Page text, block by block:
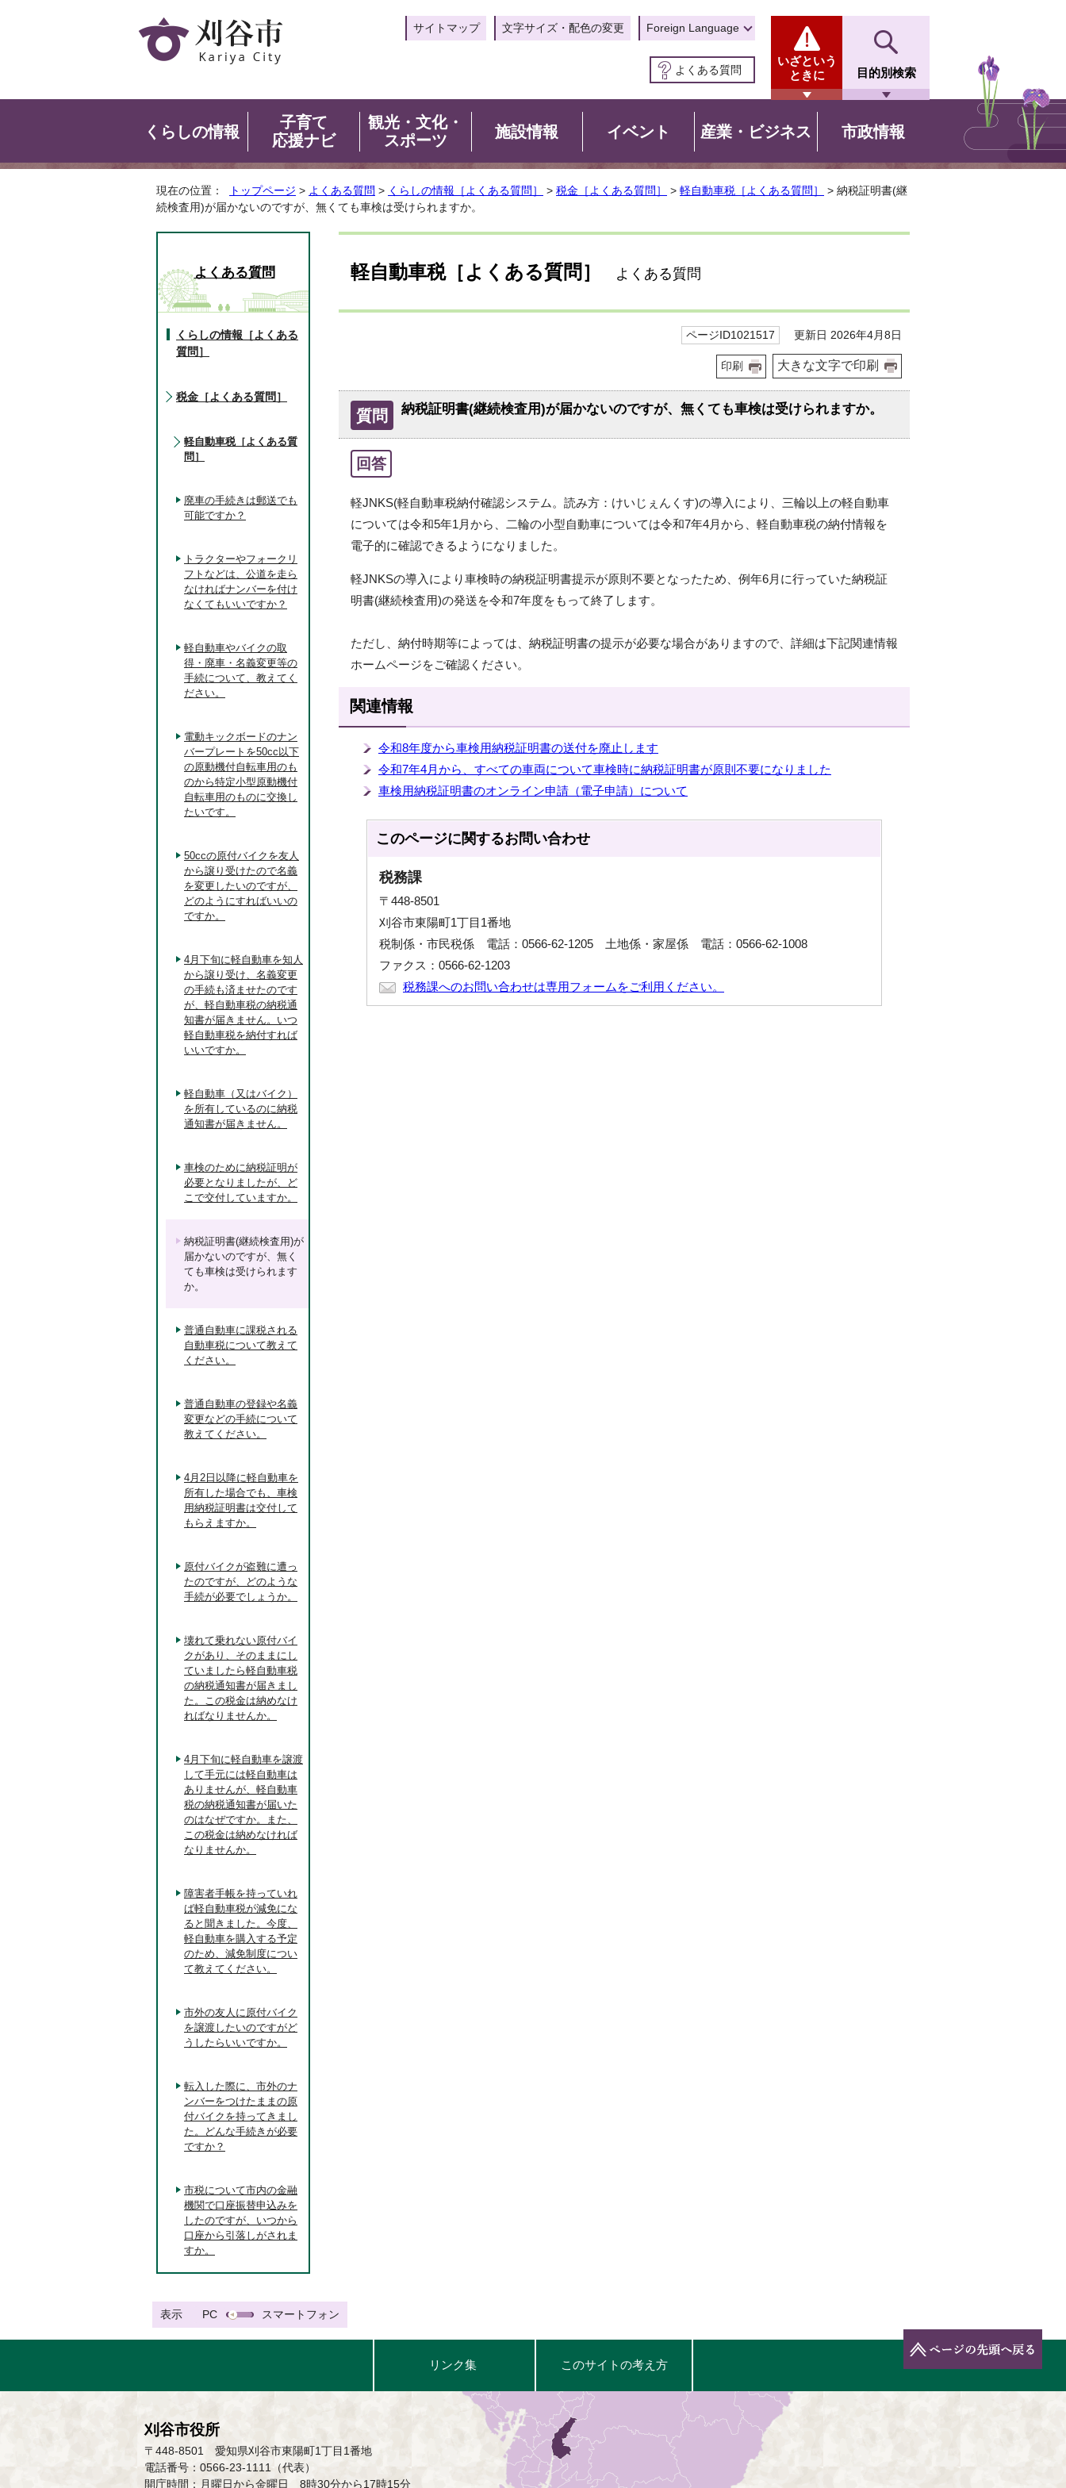
サイトマップ 文字サイズ・配色の変更 Foreign Language
よくある質問
いざという
ときに
目的別検索
くらしの情報
子育て
応援ナビ
観光・文化・
スポーツ
施設情報 イベント 産業・ビジネス 市政情報
現在の位置： トップページ > よくある質問 > くらしの情報［よくある質問］ > 税金［よくある質問］ > 軽自動車税［よくある質問］
> 納税証明書(継
続検査用)が届かないのですが、無くても車検は受けられますか。
軽自動車税［よくある質問］ よくある質問
ページID1021517 更新日 2026年4月8日
印刷 大きな文字で印刷
質問 納税証明書(継続検査用)が届かないのですが、無くても車検は受けられますか。
回答
軽JNKS(軽自動車税納付確認システム。読み方：けいじぇんくす)の導入により、三輪以上の軽自動車
については令和5年1月から、二輪の小型自動車については令和7年4月から、軽自動車税の納付情報を
電子的に確認できるようになりました。
軽JNKSの導入により車検時の納税証明書提示が原則不要となったため、例年6月に行っていた納税証
明書(継続検査用)の発送を令和7年度をもって終了します。
ただし、納付時期等によっては、納税証明書の提示が必要な場合がありますので、詳細は下記関連情報
ホームページをご確認ください。
関連情報
令和8年度から車検用納税証明書の送付を廃止します
令和7年4月から、すべての車両について車検時に納税証明書が原則不要になりました
車検用納税証明書のオンライン申請（電子申請）について
このページに関するお問い合わせ
税務課
〒448-8501
刈谷市東陽町1丁目1番地
税制係・市民税係 電話：0566-62-1205 土地係・家屋係 電話：0566-62-1008
ファクス：0566-62-1203
税務課へのお問い合わせは専用フォームをご利用ください。
よくある質問
くらしの情報［よくある
質問］
税金［よくある質問］
軽自動車税［よくある質
問］
廃車の手続きは郵送でも
可能ですか？
トラクターやフォークリ
フトなどは、公道を走ら
なければナンバーを付け
なくてもいいですか？
軽自動車やバイクの取
得・廃車・名義変更等の
手続について、教えてく
ださい。
電動キックボードのナン
バープレートを50cc以下
の原動機付自転車用のも
のから特定小型原動機付
自転車用のものに交換し
たいです。
50ccの原付バイクを友人
から譲り受けたので名義
を変更したいのですが、
どのようにすればいいの
ですか。
4月下旬に軽自動車を知人
から譲り受け、名義変更
の手続も済ませたのです
が、軽自動車税の納税通
知書が届きません。いつ
軽自動車税を納付すれば
いいですか。
軽自動車（又はバイク）
を所有しているのに納税
通知書が届きません。
車検のために納税証明が
必要となりましたが、ど
こで交付していますか。
納税証明書(継続検査用)が
届かないのですが、無く
ても車検は受けられます
か。
普通自動車に課税される
自動車税について教えて
ください。
普通自動車の登録や名義
変更などの手続について
教えてください。
4月2日以降に軽自動車を
所有した場合でも、車検
用納税証明書は交付して
もらえますか。
原付バイクが盗難に遭っ
たのですが、どのような
手続が必要でしょうか。
壊れて乗れない原付バイ
クがあり、そのままにし
ていましたら軽自動車税
の納税通知書が届きまし
た。この税金は納めなけ
ればなりませんか。
4月下旬に軽自動車を譲渡
して手元には軽自動車は
ありませんが、軽自動車
税の納税通知書が届いた
のはなぜですか。また、
この税金は納めなければ
なりませんか。
障害者手帳を持っていれ
ば軽自動車税が減免にな
ると聞きました。今度、
軽自動車を購入する予定
のため、減免制度につい
て教えてください。
市外の友人に原付バイク
を譲渡したいのですがど
うしたらいいですか。
転入した際に、市外のナ
ンバーをつけたままの原
付バイクを持ってきまし
た。どんな手続きが必要
ですか？
市税について市内の金融
機関で口座振替申込みを
したのですが、いつから
口座から引落しがされま
すか。
表示 PC スマートフォン
リンク集 このサイトの考え方
刈谷市役所
〒448-8501 愛知県刈谷市東陽町1丁目1番地
電話番号：0566-23-1111（代表）
開庁時間：月曜日から金曜日 8時30分から17時15分